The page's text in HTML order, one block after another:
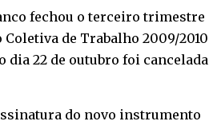
fechou o terceiro trimestre
de Trabalho 2009/2010
dia 22 de outubro foi cancelada
do novo instrumento